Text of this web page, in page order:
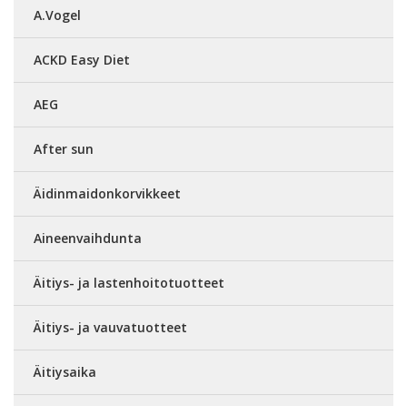
A.Vogel
ACKD Easy Diet
AEG
After sun
Äidinmaidonkorvikkeet
Aineenvaihdunta
Äitiys- ja lastenhoitotuotteet
Äitiys- ja vauvatuotteet
Äitiysaika